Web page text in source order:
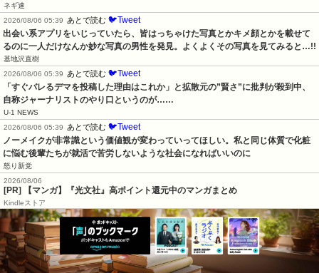
ネギ速
2026/08/06 05:39
あとで読む 🐦Tweet
出会い系アプリをいじっていたら、皆はっちゃけた写真とかキメ顔とかを載せて
るのに一人だけなんか妙な写真の男性を発見。よくよくその写真を見てみると…!!
基地沢直樹
2026/08/06 05:39
あとで読む 🐦Tweet
「すぐバレるデマを投稿した理由はこれか」と拡散元の”賢さ”に批判が殺到中、
自称ジャーナリストのやり口というのが……
U-1 NEWS
2026/08/06 05:39
あとで読む 🐦Tweet
ノーメイクが非常識という価値観が変わっていってほしい。私と同じ体質で化粧
に悩む後輩たちが就活で苦労しないような社会になればいいのに
怒り新党
2026/08/06
[PR] 【マンガ】『光文社』高ポイント還元中のマンガまとめ
Kindleストア